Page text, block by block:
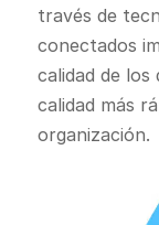
través de
conectados
calidad de los
calidad más
organización.